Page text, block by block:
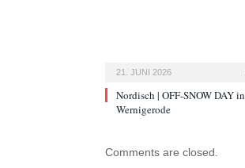
21. JUNI 2026
Nordisch | OFF-SNOW DAY in
Wernigerode
Comments are closed.